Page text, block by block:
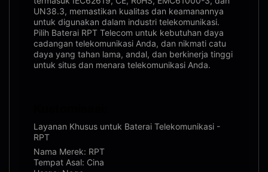
UN38.3, memastikan kualitas dan keamanannya
untuk digunakan dalam industri telekomunikasi.
Pilih Baterai RPT Telecom untuk kebutuhan daya
cadangan telekomunikasi Anda, dan nikmati catu
daya yang tahan lama, andal, dan berkinerja tinggi
untuk situs dan menara telekomunikasi Anda.
Layanan Khusus untuk Baterai Telekomunikasi -
RPT
Nama Merek: RPT
Tempat Asal: Cina